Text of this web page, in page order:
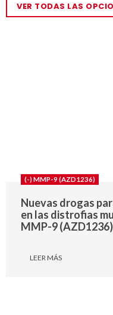
(-) MMP-9 (AZD1236)
Nuevas drogas
en las distrofias
MMP-9 (AZD1236)
LEER MÁS
VER TODAS LAS